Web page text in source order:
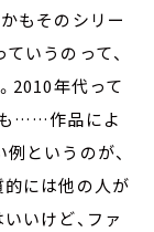
もそのシリー
いうのって、
2010年代って
……作品によ
というのが、
的には他の人が
いけど、ファ